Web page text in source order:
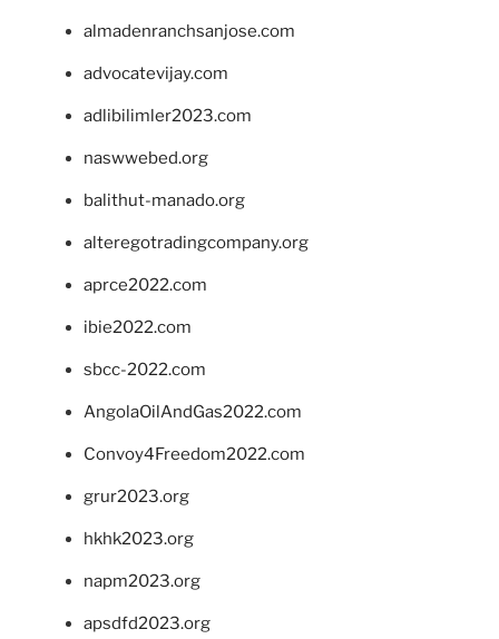
almadenranchsanjose.com
advocatevijay.com
adlibilimler2023.com
naswwebed.org
balithut-manado.org
alteregotradingcompany.org
aprce2022.com
ibie2022.com
sbcc-2022.com
AngolaOilAndGas2022.com
Convoy4Freedom2022.com
grur2023.org
hkhk2023.org
napm2023.org
apsdfd2023.org